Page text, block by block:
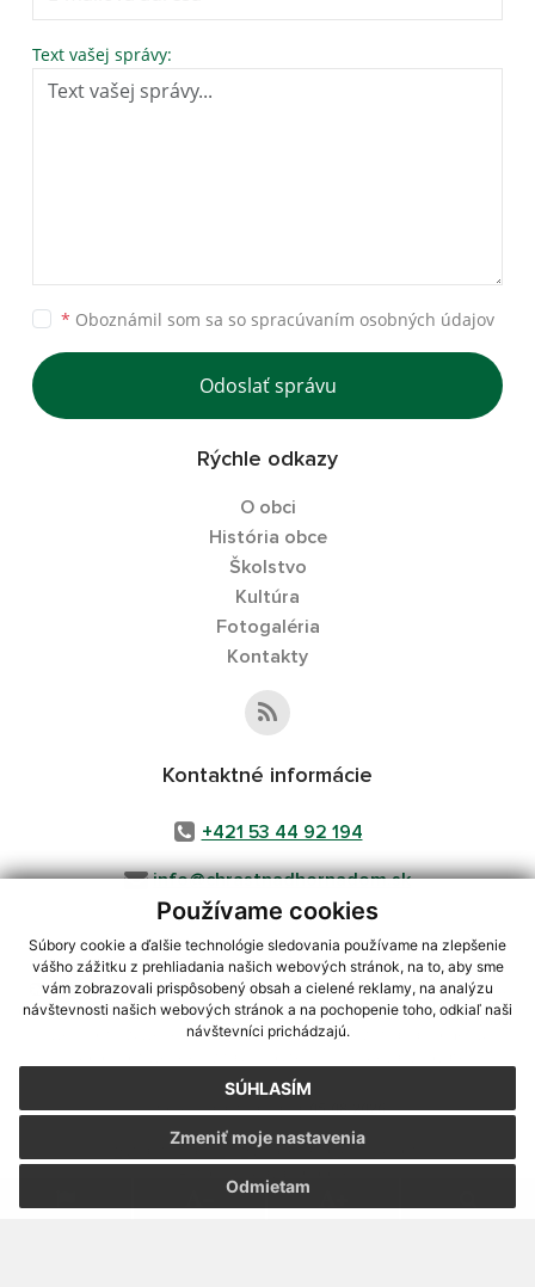
Používame cookies
Súbory cookie a ďalšie technológie sledovania používame na zlepšenie
vášho zážitku z prehliadania našich webových stránok, na to, aby sme
vám zobrazovali prispôsobený obsah a cielené reklamy, na analýzu
návštevnosti našich webových stránok a na pochopenie toho, odkiaľ naši
návštevníci prichádzajú.
SÚHLASÍM
Odmietam
Zmeniť moje nastavenia
Text vašej správy:
* Oboznámil som sa so spracúvaním osobných údajov
Odoslať správu
Rýchle odkazy
O obci
História obce
Školstvo
Kultúra
Fotogaléria
Kontakty
Kontaktné informácie
+421 53 44 92 194
info@chrastnadhornadom.sk
využite možnosť získavania aktuálnych informácií s využitím RSS
CMS systém (redakčný) systém ECHELON 2,Mapa stránok,web portál
webex.digital, s.r.o.,domény,registrácia domény
Posledná aktualizácia:05.08.2026
Vytlačiť stránku|Vyhlásenie o prístupnosti